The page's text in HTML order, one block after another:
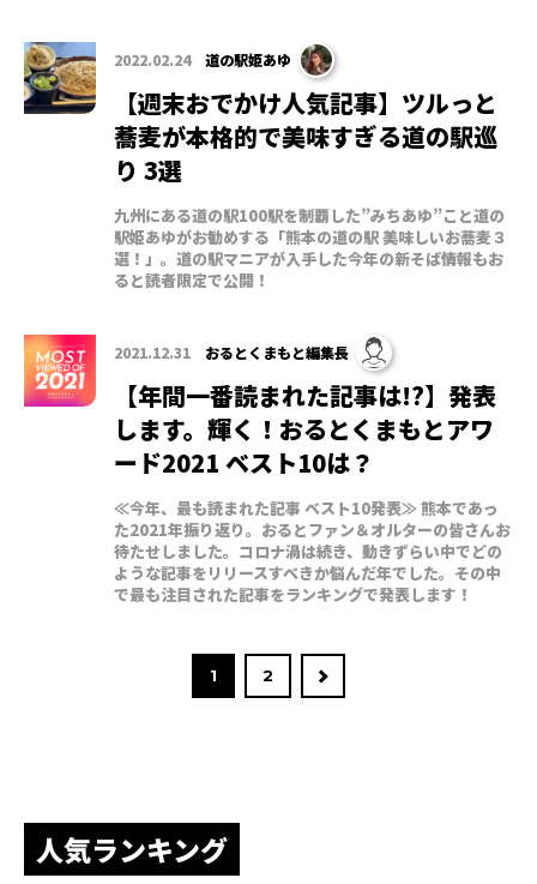
2022.02.24 道の駅姫あゆ
【週末おでかけ人気記事】ツルっと
蕎麦が本格的で美味すぎる道の駅巡
り 3選
九州にある道の駅100駅を制覇した”みちあゆ”こと道の
駅姫あゆがお勧めする「熊本の道の駅 美味しいお蕎麦３
選！」。道の駅マニアが入手した今年の新そば情報もお
ると読者限定で公開！
2021.12.31 おるとくまもと編集長
【年間一番読まれた記事は!?】発表
します。輝く！おるとくまもとアワ
ード2021 ベスト10は？
≪今年、最も読まれた記事 ベスト10発表≫ 熊本であっ
た2021年振り返り。おるとファン＆オルターの皆さんお
待たせしました。コロナ渦は続き、動きずらい中でどの
ような記事をリリースすべきか悩んだ年でした。その中
で最も注目された記事をランキングで発表します！
1 2
人気ランキング